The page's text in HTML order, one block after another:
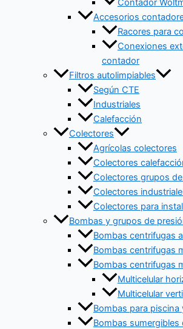
Contador
Accesorios
Racores para
Conexiones
contador
Filtros autolimpiables
Según CTE
Industriales
Calefacción
Colectores
Agrícolas colectores
Colectores
Colectores grupos
Colectores
Colectores para
Bombas y grupos de
Bombas centrifugas
Bombas centrifugas
Bombas centrifugas
Multicelular
Multicelular
Bombas para
Bombas sumergibles